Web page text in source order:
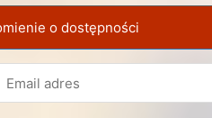
o dostępności